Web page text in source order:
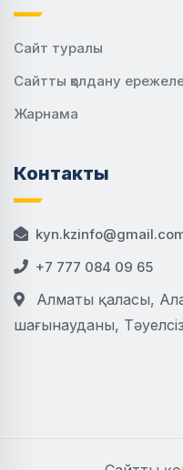
Сайт туралы
Сайтты қолдану
Жарнама
Контакты
+7 777 084 09 65
Алматы қаласы,
шағынауданы,